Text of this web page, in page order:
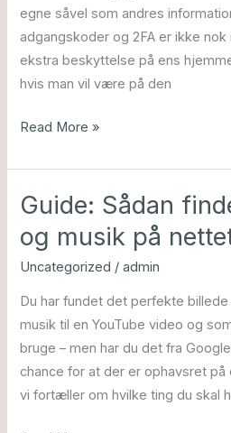
egne såvel som andres
adgangskoder og 2FA er ikke
ekstra beskyttelse på ens
hvis man vil være på den
hjemmeside
Read More »
Guide: Sådan
og musik på
Uncategorized /admin
Du har fundet det perfekte
musik til en YouTube video og
bruge – men har du det fra
chance for at der er ophavsret
vi fortæller om hvilke ting du skal
Guide:
finder
du
billeder
musik
på
nettet